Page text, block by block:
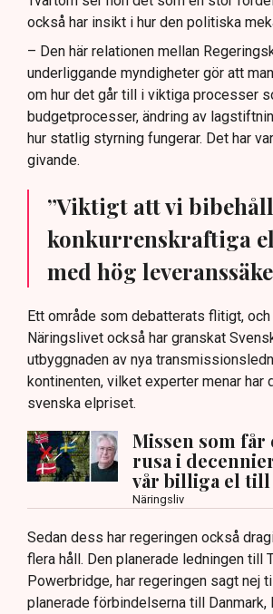
också har insikt i hur den politiska
– Den här relationen mellan
underliggande myndigheter gör att
om hur det går till i viktiga processer
budgetprocesser, ändring av
hur statlig styrning fungerar. Det har
givande.
”Viktigt att vi
konkurrenskraftiga
med hög
Ett område som debatterats flitigt,
Näringslivet också har granskat
utbyggnaden av nya
kontinenten, vilket experter menar har
svenska elpriset.
Missen som
rusa i
vår billiga el till
Näringsliv
Sedan dess har regeringen också
flera håll. Den planerade ledningen till
Powerbridge, har regeringen sagt nej
planerade förbindelserna till Danmark,